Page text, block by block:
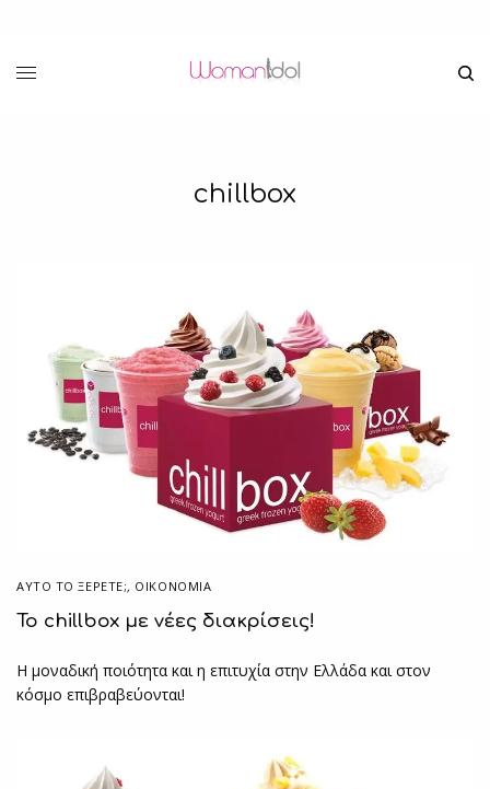
chillbox
ΑΥΤΌ ΤΟ ΞΈΡΕΤΕ;, ΟΙΚΟΝΟΜΙΑ
Το chillbox με νέες διακρίσεις!
Η μοναδική ποιότητα και η επιτυχία στην Ελλάδα και στον
κόσμο επιβραβεύονται!